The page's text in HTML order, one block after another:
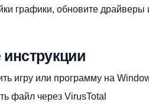
графики, обновите
игру или программу на
файл через VirusTotal